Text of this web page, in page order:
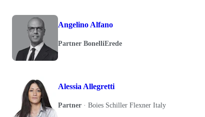
Angelino Alfano
Partner BonelliErede
Alessia Allegretti
Partner · Boies Schiller Flexner Italy